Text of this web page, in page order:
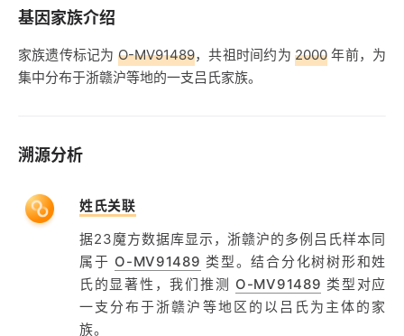
基因家族介绍
家族遗传标记为 O-MV91489，共祖时间约为2000 年前，为
集中分布于浙赣沪等地的一支吕氏家族。
溯源分析
姓氏关联
据23魔方数据库显示，浙赣沪的多例吕氏样本同
属于 O-MV91489 类型。结合分化树树形和姓
氏的显著性，我们推测 O-MV91489 类型对应
一支分布于浙赣沪等地区的以吕氏为主体的家
族。